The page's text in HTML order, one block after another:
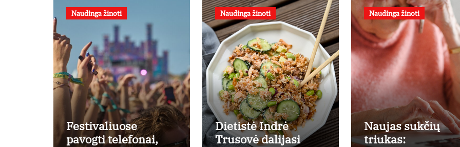
Naudinga žinoti
Festivaliuose
pavogti telefonai,
Naudinga žinoti
Dietistė Indrė
Trusovė dalijasi
Naudinga žinoti
Naujas sukčių
triukas: